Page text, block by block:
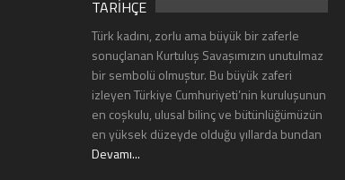
TARİHÇE
Türk kadını, zorlu ama büyük bir zaferle
sonuçlanan Kurtuluş Savaşımızın unutulmaz
bir sembolü olmuştur. Bu büyük zaferi
izleyen Türkiye Cumhuriyeti’nin kuruluşunun
en coşkulu, ulusal bilinç ve bütünlüğümüzün
en yüksek düzeyde olduğu yıllarda bundan
Devamı...